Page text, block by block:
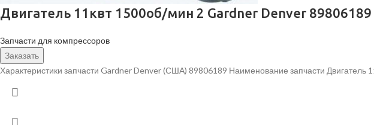
Двигатель 11квт 1500об/мин 2 Gardner Denver 89806189
Запчасти для компрессоров
Заказать
Характеристики запчасти Gardner Denver (США) 89806189 Наименование запчасти